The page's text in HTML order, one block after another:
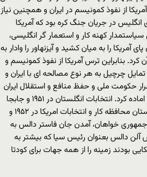
از نفوذ کمونیسم در ایران و همچنین نیاز
انگلیس در جریان جنگ کره بود که آمریکا
کهنه کار و استعمار گر انگلیسی،
آمریکا را به میان کشید و آیزنهاور را وادار به
کرد. بنابراین ترس آمریکا از نفوذ کمونیسم و
چرچیل به هر نوع مصالحه ای با ایران و
حکومت ملی و حفظ منافع و استقلال ایران
زمینه را برای کودتا در ایران اماده کرد. انتخابات انگلستان در ۱۹۵۱ و جابجا
شدن حزب کارگر با نژاد پرستان محافظه کار و انتخابات امریکا در ۱۹۵۲ و
خواهان، آمدن جان فاستر دالس به
آلن دالس بعنوان رئیس سیا که بیشتر به
بودند زمینه را از همه جهات برای کودتا